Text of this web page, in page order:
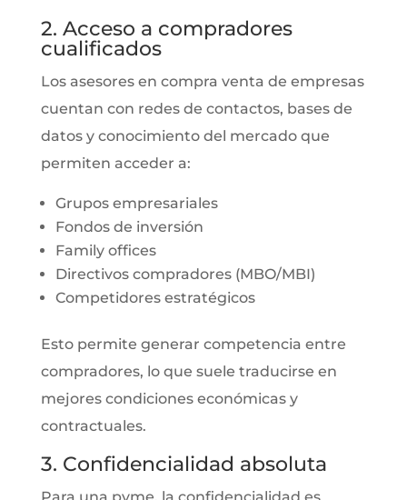
2. Acceso a compradores
cualificados
Los asesores en compra venta de empresas
cuentan con redes de contactos, bases de
datos y conocimiento del mercado que
permiten acceder a:
Grupos empresariales
Fondos de inversión
Family offices
Directivos compradores (MBO/MBI)
Competidores estratégicos
Esto permite generar competencia entre
compradores, lo que suele traducirse en
mejores condiciones económicas y
contractuales.
3. Confidencialidad absoluta